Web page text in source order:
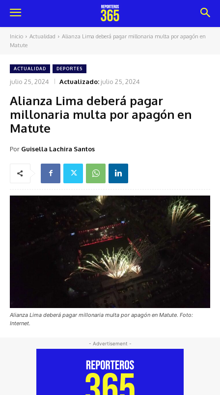
Inicio Actualidad
Alianza Lima deberá pagar millonaria multa por apagón en
Matute
ACTUALIDAD DEPORTES
julio 25, 2024 Actualizado: julio 25, 2024
Alianza Lima deberá pagar
millonaria multa por apagón en
Matute
Por Guisella Lachira Santos
Alianza Lima deberá pagar millonaria multa por apagón en Matute. Foto:
Internet.
- Advertisement -